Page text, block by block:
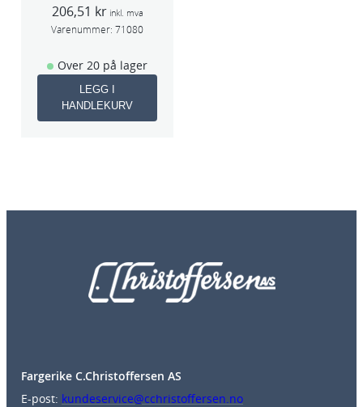
206,51 kr inkl. mva
Varenummer: 71080
Over 20 på lager
LEGG I
HANDLEKURV
Fargerike C.Christoffersen AS
E-post: kundeservice@cchristoffersen.no